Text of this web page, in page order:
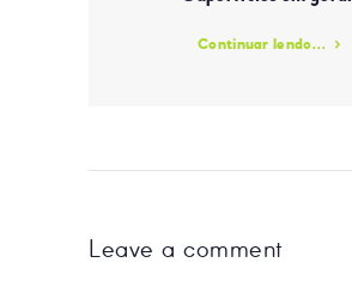
Continuar lendo...
Leave a comment